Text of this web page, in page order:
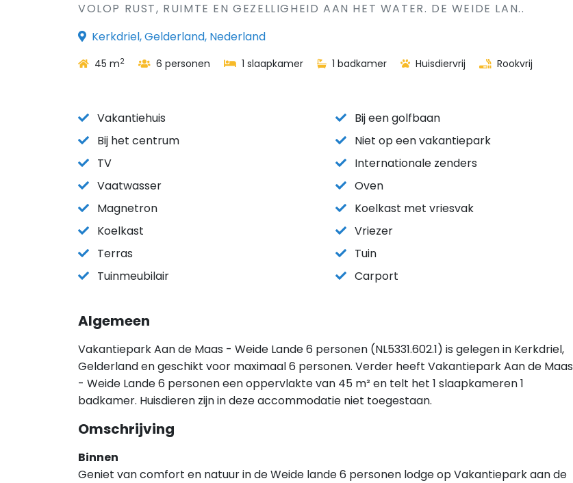
VOLOP RUST, RUIMTE EN GEZELLIGHEID AAN HET WATER. DE WEIDE LAN..
Kerkdriel, Gelderland, Nederland
45 m2 6 personen 1 slaapkamer 1 badkamer Huisdiervrij Rookvrij
Vakantiehuis
Bij een golfbaan
Bij het centrum
Niet op een vakantiepark
TV
Internationale zenders
Vaatwasser
Oven
Magnetron
Koelkast met vriesvak
Koelkast
Vriezer
Terras
Tuin
Tuinmeubilair
Carport
Algemeen
Vakantiepark Aan de Maas - Weide Lande 6 personen (NL5331.602.1) is gelegen in Kerkdriel,
Gelderland en geschikt voor maximaal 6 personen. Verder heeft Vakantiepark Aan de Maas
- Weide Lande 6 personen een oppervlakte van 45 m² en telt het 1 slaapkameren 1
badkamer. Huisdieren zijn in deze accommodatie niet toegestaan.
Omschrijving
Binnen
Geniet van comfort en natuur in de Weide lande 6 personen lodge op Vakantiepark aan de